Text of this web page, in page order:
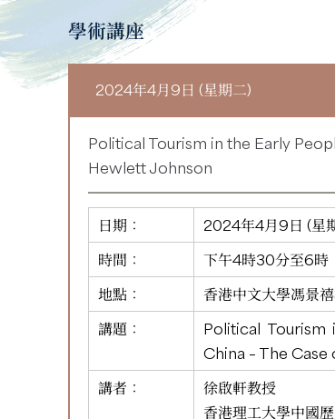
學術講座
2024年4月9日 (星期二)
Political Tourism in the Early
Hewlett Johnson
日期：
2024年4月9日 (星
時間：
下午4時30分至6時
地點：
香港中文大學馮景
講題：
Political Tourism
China – The
講者：
徐啟軒教授
香港理工大學中國